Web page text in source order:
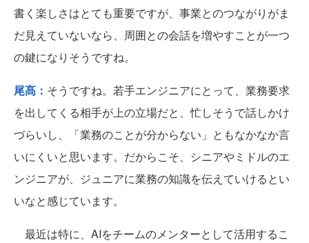
書く楽しさはとても重要ですが、事業とのつながりがま
だ見えていないなら、周囲との会話を増やすことが一つ
の鍵になりそうですね。
尾髙： そうですね。若手エンジニアにとって、業務要求
を出してくる相手が上の立場だと、忙しそうで話しかけ
づらいし、「業務のことが分からない」ともなかなか言
いにくいと思います。だからこそ、シニアやミドルのエ
ンジニアが、ジュニアに業務の知識を伝えていけるとい
いなと感じています。
最近は特に、AIをチームのメンターとして活用するこ